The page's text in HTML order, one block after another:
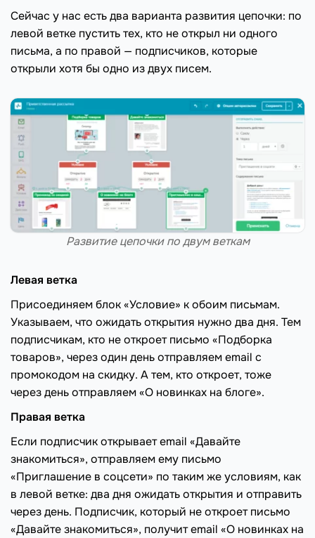
Сейчас у нас есть два варианта развития цепочки: по
левой ветке пустить тех, кто не открыл ни одного
письма, а по правой — подписчиков, которые
открыли хотя бы одно из двух писем.
Развитие цепочки по двум веткам
Левая ветка
Присоединяем блок «Условие» к обоим письмам.
Указываем, что ожидать открытия нужно два дня. Тем
подписчикам, кто не откроет письмо «Подборка
товаров», через один день отправляем email с
промокодом на скидку. А тем, кто откроет, тоже
через день отправляем «О новинках на блоге».
Правая ветка
Если подписчик открывает email «Давайте
знакомиться», отправляем ему письмо
«Приглашение в соцсети» по таким же условиям, как
в левой ветке: два дня ожидать открытия и отправить
через день. Подписчик, который не откроет письмо
«Давайте знакомиться», получит email «О новинках на